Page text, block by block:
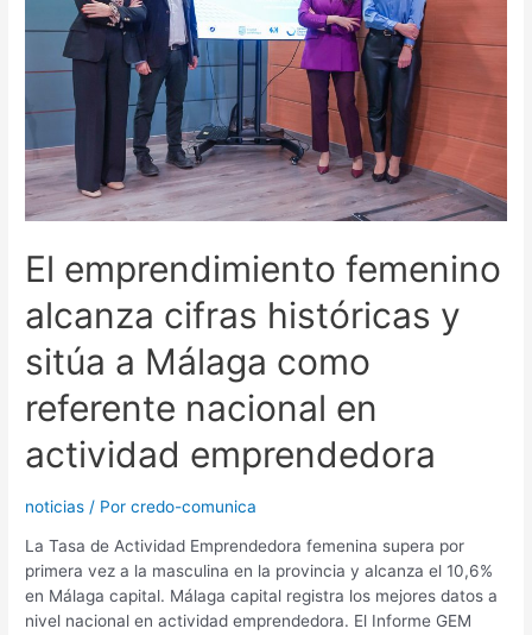
El emprendimiento femenino
alcanza cifras históricas y
sitúa a Málaga como
referente nacional en
actividad emprendedora
noticias / Porcredo-comunica
La Tasa de Actividad Emprendedora femenina supera por
primera vez a la masculina en la provincia y alcanza el 10,6%
en Málaga capital. Málaga capital registra los mejores datos a
nivel nacional en actividad emprendedora. El Informe GEM